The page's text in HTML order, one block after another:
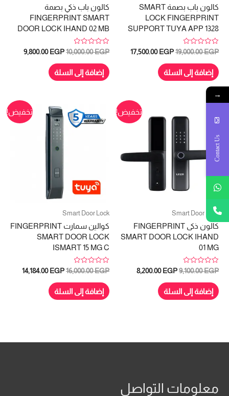
كالون باب بصمة SMART
LOCK FINGERPRINT
SUPPORT TUYA APP 1328
تم
التقييم
من
5
19,000.00EGP
السعر
هو:
19,000.00 EGP.
17,500.00 EGP
السعر
17,500.00 EGP.
إضافة إلى السلة
كالون باب ذكي بصمة
FINGERPRINT SMART
DOOR LOCK IHAND 02 MB
تم
التقييم
من
5
10,000.00EGP
السعر
هو:
10,000.00 EGP.
9,800.00 EGP
السعر
إضافة إلى السلة
تخفيض!
Smart Door Lock
كالون ذكى FINGERPRINT
SMART DOOR LOCK IHAND
01 MG
تم
من
5
9,100.00EGP
السعر
هو:
9,100.00 EGP.
8,200.00 EGP
السعر
إضافة إلى السلة
تخفيض!
Smart Door Lock
كوالين سمارت FINGERPRINT
SMART DOOR LOCK
ISMART 15 MG C
تم
من
5
16,000.00EGP
السعر
هو:
16,000.00 EGP.
14,184.00 EGP
السعر
إضافة إلى السلة
معلومات التواصل
→
Contact Us